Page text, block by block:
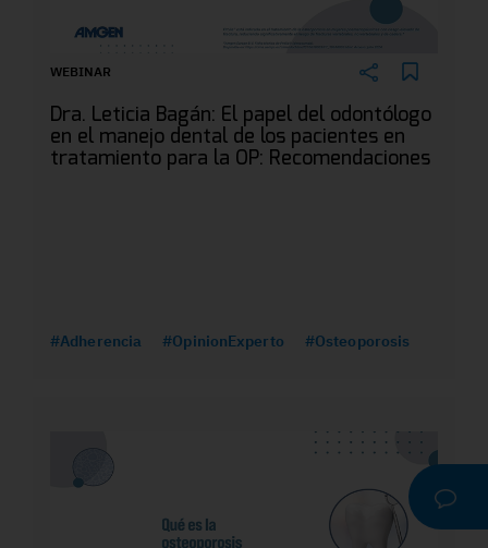
WEBINAR
Dra. Leticia Bagán: El papel del odontólogo
en el manejo dental de los pacientes en
tratamiento para la OP: Recomendaciones
#Adherencia #OpinionExperto #Osteoporosis